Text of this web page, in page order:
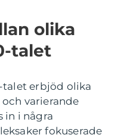
olika
talet
talet erbjöd olika
varierande
in i några
fokuserade